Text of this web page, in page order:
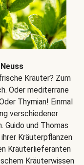
Kräuter? Zum
Oder mediterrane
Thymian! Einmal
verschiedener
Guido und Thomas
Kräuterpflanzen
Kräuterlieferanten
Kräuterwissen